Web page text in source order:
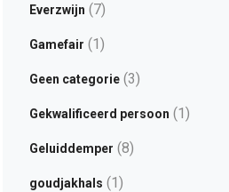
Everzwijn (7)
Gamefair (1)
Geen categorie(3)
Gekwalificeerd persoon (1)
Geluiddemper (8)
goudjakhals (1)